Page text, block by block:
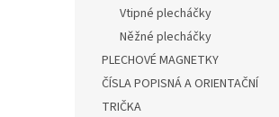
Vtipné plecháčky
Něžné plecháčky
PLECHOVÉ MAGNETKY
ČÍSLA POPISNÁ A ORIENTAČNÍ
TRIČKA